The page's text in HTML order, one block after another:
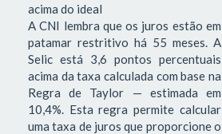
acima do ideal
A CNI lembra que os juros estão em
patamar restritivo há 55 meses. A
Selic está 3,6 pontos percentuais
acima da taxa calculada com base na
Regra de Taylor — estimada em
10,4%. Esta regra permite calcular
uma taxa de juros que proporcione o